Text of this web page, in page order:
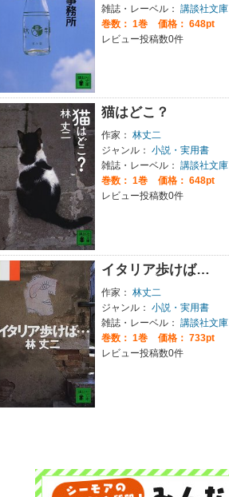
雑誌・レーベル： 講談社文庫
巻数： 1巻
価格： 648pt
レビュー投稿数0件
猫はどこ？
作家： 林丈二
ジャンル： 小説・実用書
雑誌・レーベル： 講談社文庫
巻数： 1巻
価格： 648pt
レビュー投稿数0件
イタリア歩けば…
作家： 林丈二
ジャンル： 小説・実用書
雑誌・レーベル： 講談社文庫
巻数： 1巻
価格： 733pt
レビュー投稿数0件